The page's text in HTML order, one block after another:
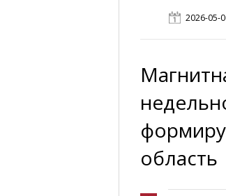
2026-05-
область